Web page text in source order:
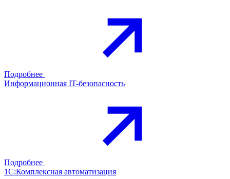
Подробнее
Информационная IT-безопасность
Подробнее
1С:Комплексная автоматизация